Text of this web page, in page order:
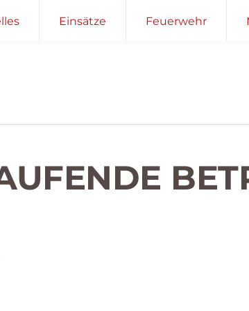
Einsätze Feuerwehr